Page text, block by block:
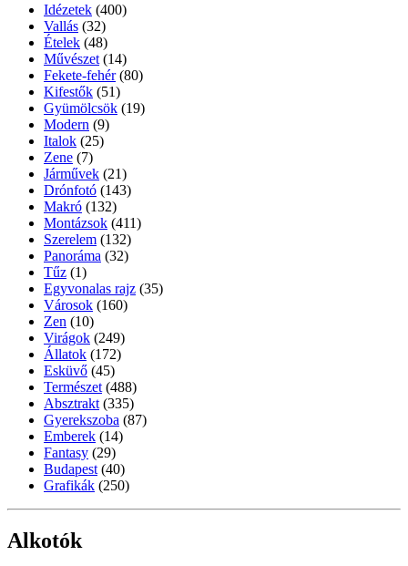
Idézetek (400)
Vallás (32)
Ételek (48)
Művészet (14)
Fekete-fehér (80)
Kifestők (51)
Gyümölcsök (19)
Modern (9)
Italok (25)
Zene (7)
Járművek (21)
Drónfotó (143)
Makró (132)
Montázsok (411)
Szerelem (132)
Panoráma (32)
Tűz (1)
Egyvonalas rajz (35)
Városok (160)
Zen (10)
Virágok (249)
Állatok (172)
Esküvő (45)
Természet (488)
Absztrakt (335)
Gyerekszoba (87)
Emberek (14)
Fantasy (29)
Budapest (40)
Grafikák (250)
Alkotók